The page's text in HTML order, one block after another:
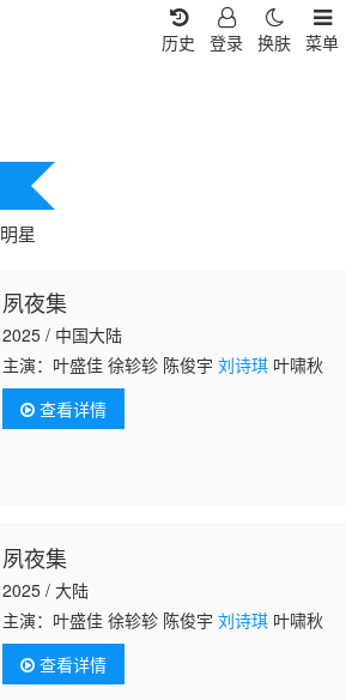
菜单
换肤
登录
历史
明星
夙夜集
2025 / 中国大陆
主演：叶盛佳 徐轸轸 陈俊宇 刘诗琪叶啸秋
查看详情
夙夜集
2025 / 大陆
主演：叶盛佳 徐轸轸 陈俊宇 刘诗琪叶啸秋
查看详情